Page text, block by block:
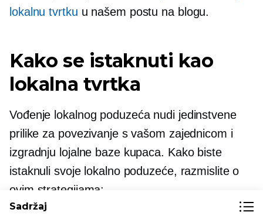
lokalnu tvrtku u našem postu na blogu.
Kako se istaknuti kao
lokalna tvrtka
Vođenje lokalnog poduzeća nudi jedinstvene
prilike za povezivanje s vašom zajednicom i
izgradnju lojalne baze kupaca. Kako biste
istaknuli svoje lokalno poduzeće, razmislite o
ovim strategijama:
Sadržaj